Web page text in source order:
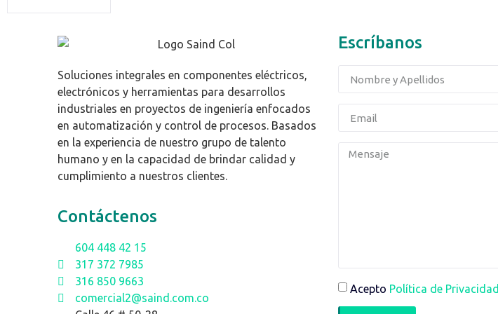
Soluciones integrales en componentes eléctricos,
electrónicos y herramientas para desarrollos
industriales en proyectos de ingeniería enfocados
en automatización y control de procesos. Basados
en la experiencia de nuestro grupo de talento
humano y en la capacidad de brindar calidad y
cumplimiento a nuestros clientes.
Contáctenos
604 448 42 15
317 372 7985
316 850 9663
comercial2@saind.com.co
Escríbanos
Acepto Política de Privacidad